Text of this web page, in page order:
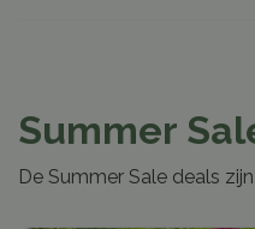
Summer
De Summer Sale deals